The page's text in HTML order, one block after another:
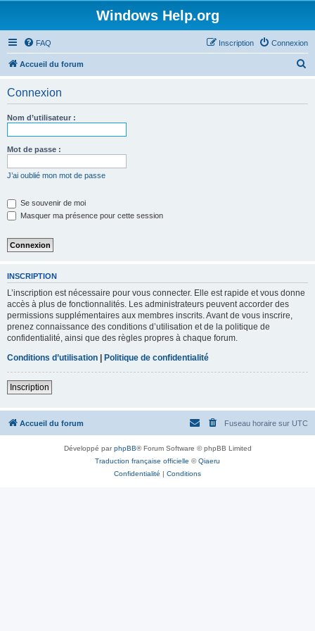
Windows Help.org
FAQ Connexion
Inscription
Accueil du forum
Connexion
Nom d’utilisateur :
Mot de passe :
J’ai oublié mon mot de passe
Se souvenir de moi
Masquer ma présence pour cette session
INSCRIPTION
L’inscription est nécessaire pour vous connecter. Elle est rapide et vous donne
accès à plus de fonctionnalités. Les administrateurs peuvent accorder des
permissions supplémentaires aux membres inscrits. Avant de vous inscrire,
prenez connaissance des conditions d’utilisation et de la politique de
confidentialité, ainsi que des règles propres à chaque forum.
Conditions d’utilisation | Politique de confidentialité
Inscription
Accueil du forum Fuseau horaire sur UTC
Développé parphpBB® Forum Software © phpBB Limited
Traduction française officielle ©Qiaeru
Confidentialité | Conditions